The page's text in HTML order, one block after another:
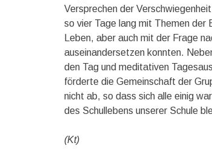
Versprechen der
so vier Tage lang mit Themen der
Leben, aber auch mit der Frage
auseinandersetzen konnten.
den Tag und meditativen
förderte die Gemeinschaft der
nicht ab, so dass sich alle einig
des Schullebens unserer Schule
(Kt)